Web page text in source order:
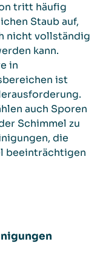
tritt häufig
Staub auf,
nicht vollständig
kann.
in
ist
auch Sporen
Schimmel zu
die
beeinträchtigen